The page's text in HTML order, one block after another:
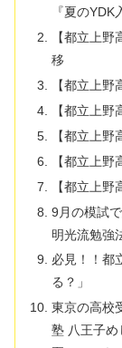
『夏の
【都立上
移
【都立上
【都立上
【都立上
【都立上
【都立上
9月の模試
明光流勉強
必見！！都
る？」
東京の高校
塾 八王子め